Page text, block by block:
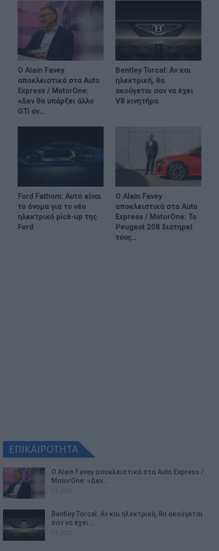
Ο Alain Favey
αποκλειστικά στα Auto
Express / MotorOne:
«Δεν θα υπάρξει άλλο
GTi αν…
Bentley Torcal: Αν και
ηλεκτρική, θα
ακούγεται σαν να έχει
V8 κινητήρα
Ford Fathom: Αυτό είναι
το όνομα για το νέο
ηλεκτρικό pick-up της
Ford
Ο Alain Favey
αποκλειστικά στα Auto
Express / MotorOne: Το
Peugeot 208 διατηρεί
τους…
ΕΠΙΚΑΙΡΟΤΗΤΑ
Ο Alain Favey αποκλειστικά στα Auto Express /
MotorOne: «Δεν…
Bentley Torcal: Αν και ηλεκτρική, θα ακούγεται
σαν να έχει…